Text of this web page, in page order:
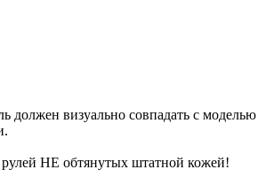
должен визуально совпадать с моделью
рулей НЕ обтянутых штатной кожей!